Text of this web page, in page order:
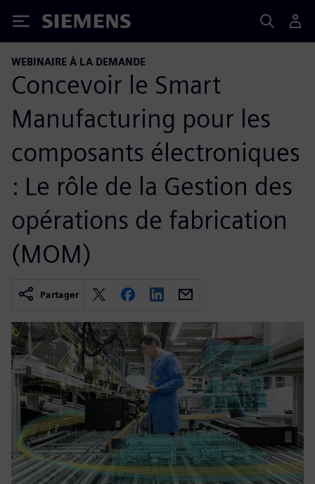
Siemens
WEBINAIRE À LA DEMANDE
Concevoir le Smart
Manufacturing pour les
composants électroniques
: Le rôle de la Gestion des
opérations de fabrication
(MOM)
Partager